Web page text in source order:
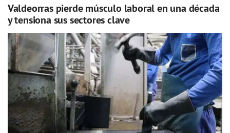
Valdeorras pierde músculo laboral en una década
y tensiona sus sectores clave